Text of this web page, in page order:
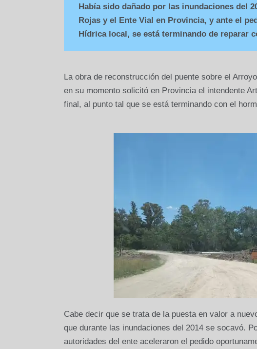
Había sido dañado por las inundaciones del
Rojas y el Ente Vial en Provincia, y ante el
Hídrica local, se está terminando de reparar
La obra de reconstrucción del puente sobre el
en su momento solicitó en Provincia el intendente
final, al punto tal que se está terminando con el
Cabe decir que se trata de la puesta en valor a
que durante las inundaciones del 2014 se socavó.
autoridades del ente aceleraron el pedido